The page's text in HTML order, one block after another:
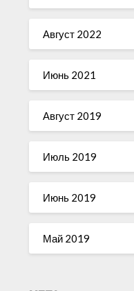
Август 2022
Июнь 2021
Август 2019
Июль 2019
Июнь 2019
Май 2019